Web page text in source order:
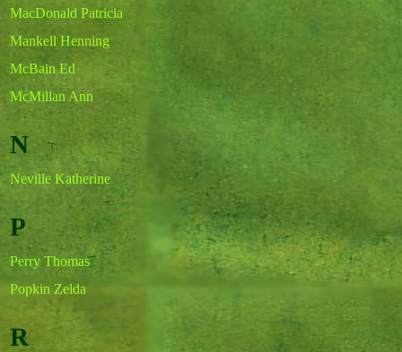
MacDonald Patricia
Mankell Henning
McBain Ed
McMillan Ann
N
Neville Katherine
P
Perry Thomas
Popkin Zelda
R